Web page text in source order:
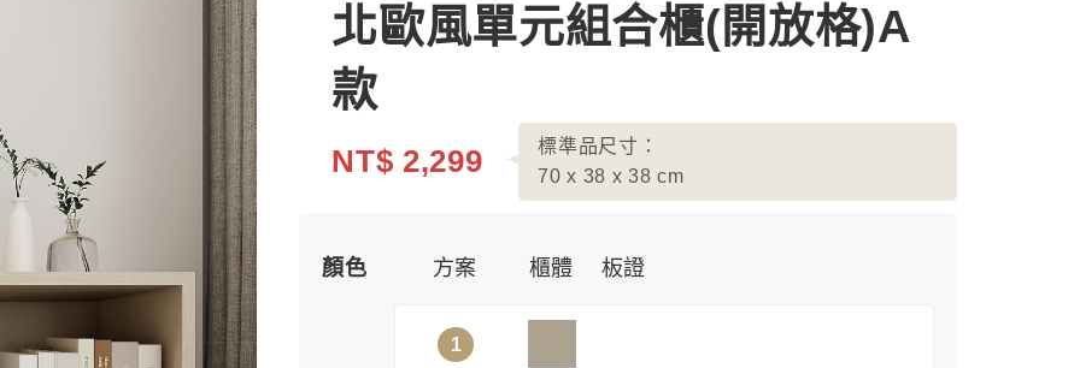
北歐風單元組合櫃(開放格)A
款
NT$ 2,299
標準品尺寸：
70 x 38 x 38cm
顏色 方案 櫃體 板證
1